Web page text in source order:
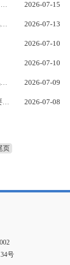
平顶山市乡镇空气自动站监控平台运维项目采购公告 2026-07-15
平顶山市神鹰化工科技有限公司尾气氯化氢综合利用技改项目环境影响报告书拟批准公示 2026-07-13
2026-07-10
2026-07-10
平顶山市神鹰化工科技有限公司尾气氯化氢综合利用技改项目等2个项目环境影响报告书受理公示 2026-07-09
习近平对防汛救灾工作作出重要指示强调 要全力组织抢险救援、伤员救治、群众安置 扎实做好防灾救灾各项工作 确保人民群众生命财产安全 2026-07-08
页
号